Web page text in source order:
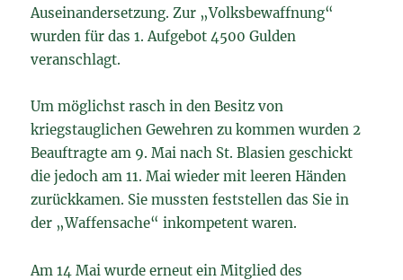
Auseinandersetzung. Zur „Volksbewaffnung“
wurden für das 1. Aufgebot 4500 Gulden
veranschlagt.
Um möglichst rasch in den Besitz von
kriegstauglichen Gewehren zu kommen wurden 2
Beauftragte am 9. Mai nach St. Blasien geschickt
die jedoch am 11. Mai wieder mit leeren Händen
zurückkamen. Sie mussten feststellen das Sie in
der „Waffensache“ inkompetent waren.
Am 14 Mai wurde erneut ein Mitglied des